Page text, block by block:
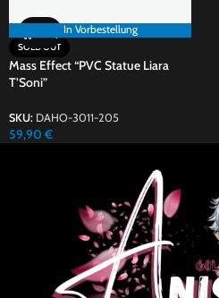
In Vorbestellung
SOLD OUT
Mass Effect “PVC Statue Liara
T’Soni”
SKU: DAHO-3011-205
59,90 €